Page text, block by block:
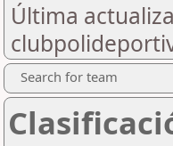
Última
Search for team